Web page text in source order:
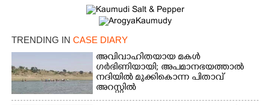
TRENDING IN CASE DIARY
അവിവാഹിതയായ മകൾ
ഗർഭിണിയായി; അപമാനഭയത്താൽ
നദിയിൽ മുക്കികൊന്ന പിതാവ്
അറസ്റ്റിൽ